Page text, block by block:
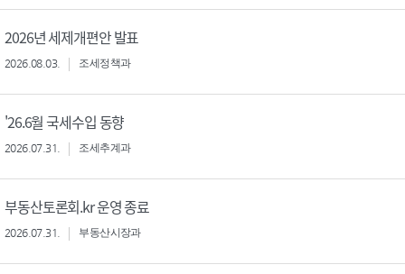
2026년 세제개편안 발표
2026.08.03. 조세정책과
'26.6월 국세수입 동향
2026.07.31. 조세추계과
부동산토론회.kr 운영 종료
2026.07.31. 부동산시장과